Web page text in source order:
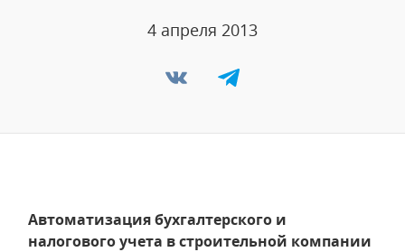
4 апреля 2013
Автоматизация бухгалтерского и
налогового учета в строительной компании